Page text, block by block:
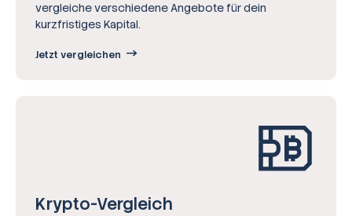
vergleiche verschiedene Angebote für dein
kurzfristiges Kapital.
Jetzt vergleichen
Krypto-Vergleich